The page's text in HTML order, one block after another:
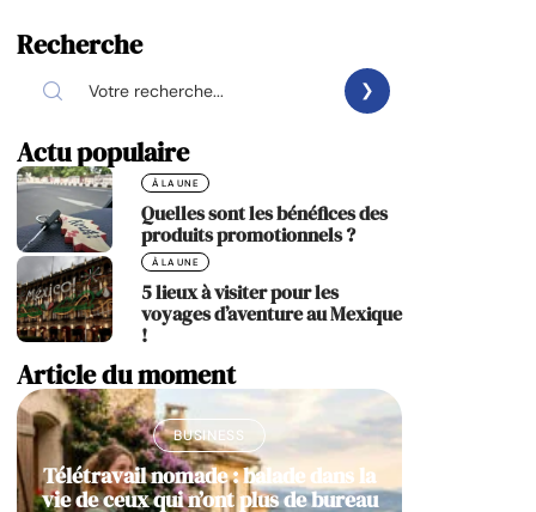
Recherche
Actu populaire
À LA UNE
Quelles sont les bénéfices des
produits promotionnels ?
À LA UNE
5 lieux à visiter pour les
voyages d’aventure au Mexique
!
Article du moment
BUSINESS
Télétravail nomade : balade dans la
vie de ceux qui n’ont plus de bureau